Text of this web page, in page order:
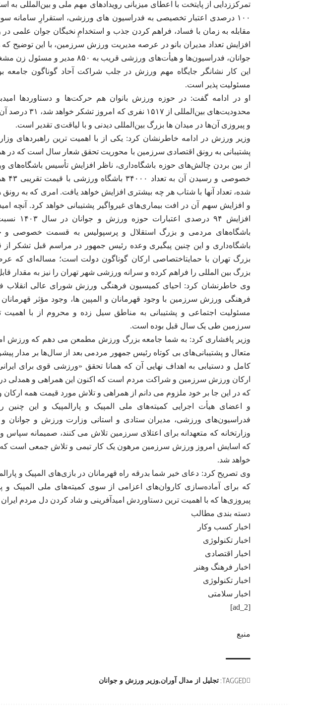
تمرکززدایی از پایتخت با اعطای میزبانی رویدادهای مهم ملی و بین‌المللی
۱۰۰ درصدی اعتبار تخصیصی به فدراسیون های ورزشی، استقرارِ
مقابله به زمان با فساد، فراهم کردن جذب و استخدامِ نخبگان جوان علمی
افزایش تعداد مدیران بانو در عرصه مدیریت ورزش سرزمین، با این توضیح
جوانان، فدراسیون‌ها و هیأت‌های ورزشی
این کار نشانگر جایگاه مهم ورزش در جلب شراکت آحاد گوناگون جامعه
مسئولیت پذیر است.
او در ادامه گفت: در حوزه ورزش بانوان هم حرکت‌ها و دستاوردها
محدودیت‌های
و پیروزی آن‌ها در میدان ها بزرگ بین‌المللی دیدنی و با لیاقت‌ی تقدیر است.
وزیر ورزش در ادامه خاطرنشان کرد: یکی از با اهمیت ترین راهبردهای
پشتیبانی به رونق اقتصادی سرزمین با محوریت تحقق شعار سال است که در
از بین بردن چالش‌های حوزه باشگاه‌داری، ناظر افزایش تأسیس
شده، تعداد آنها با شتاب هر چه بیشتری افزایش خواهد یافت. امری که به
و افزایش سهم آن در افت بیماری‌های غیرواگیر پشتیبانی خواهد کرد. آنچه
باشگاه‌های مردمی و بزرگ استقلال و پرسپولیس به قسمت خصوصی و
باشگاه‌داری و این چنین پیگیری وعده رئیس جمهور در مراسم قبل تشکر از
بزرگ تهران با حمایتاختصاصی ارکان گوناگون دولت است؛ مساله‌ای که
بزرگ بین المللی را فراهم کرده و سرانه ورزشی شهر تهران را نیز به مقدار
وی خاطرنشان کرد: احیای کمیسیون فرهنگی ورزش شورای عالی انقلاب
فرهنگی ورزش سرزمین با وجود قهرمانان و المپین ها، وجود مؤثر
مسئولیت اجتماعی و پشتیبانی به مناطق سیل زده و محروم از با
سرزمین طی یک سال قبل بوده است.
وزیر پافشاری کرد: به شما جامعه بزرگ ورزش مطمعن می دهم که ورزش
متعال و پشتیبانی‌های بی کوتاه رئیس جمهور مردمی بعد از سال‌ها بر مدار
کامل و دستیابی به اهداف نهایی آن که همانا تحقق «ورزشی قوی برای
ارکان ورزش سرزمین و شراکت مردم است که اکنون این همراهی و همدلی
که در این جا بر خود ملزوم می دانم از همراهی و تلاش مورد قیمت همه
و اعضای هیأت اجرایی کمیته‌های ملی المپیک و پارالمپیک و این
فدراسیون‌های ورزشی، مدیران ستادی و استانی وزارت ورزش و جوانان و
وزارتخانه که متعهدانه برای اعتلای سرزمین تلاش می کنند، صمیمانه
که اسایش امروز ورزش سرزمین مرهون یک کار تیمی و تلاش جمعی است که
خواهد شد.
که برای آماده‌سازی کاروان‌های اعزامی از سوی کمیته‌های ملی المپیک و
پیروزی‌ها که با اهمیت ترین دستاوردش امیدآفرینی و شاد کردن دل مردم
دسته بندی مطالب
اخبار کسب وکار
اخبار تکنولوژی
اخبار اقتصادی
اخبار فرهنگ وهنر
اخبار تکنولوژی
اخبار سلامتی
[ad_2]
منبع
TAGGED: تجلیل از مدال آوران وزیر ورزش و جوانان